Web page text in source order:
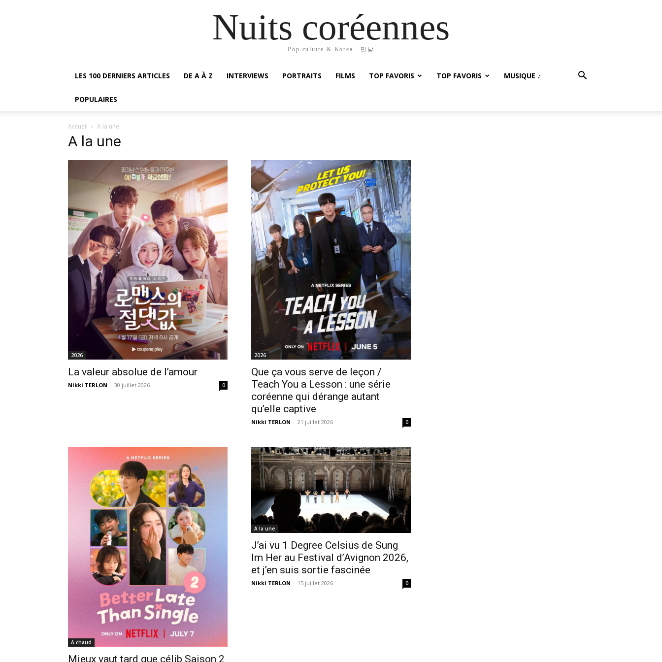
Nuits coréennes
Pop culture & Korea - 만남
LES 100 DERNIERS ARTICLES DE A À Z INTERVIEWS PORTRAITS FILMS TOP FAVORIS TOP FAVORIS MUSIQUE ♪
POPULAIRES
Accueil A la une
A la une
2026
La valeur absolue de l’amour
Nikki TERLON - 30 juillet 2026 0
2026
Que ça vous serve de leçon /
Teach You a Lesson : une série
coréenne qui dérange autant
qu’elle captive
Nikki TERLON - 21 juillet 2026 0
A chaud
Mieux vaut tard que célib Saison 2
A la une
J’ai vu 1 Degree Celsius de Sung
Im Her au Festival d’Avignon 2026,
et j’en suis sortie fascinée
Nikki TERLON - 15 juillet 2026 0